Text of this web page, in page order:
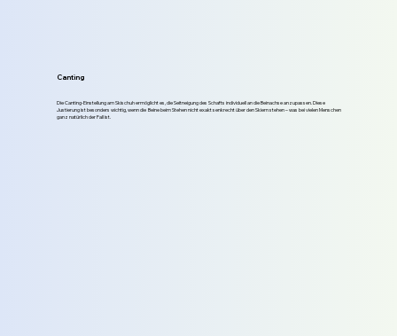
Canting
Die Canting-Einstellung am Skischuh ermöglicht es, die Seitneigung des Schafts individuell an die Beinachse anzupassen. Diese
Justierung ist besonders wichtig, wenn die Beine beim Stehen nicht exakt senkrecht über den Skiern stehen – was bei vielen Menschen
ganz natürlich der Fall ist.